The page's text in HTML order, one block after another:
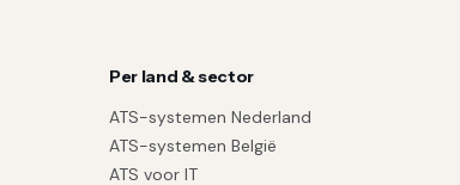
Per land & sector
ATS-systemen Nederland
ATS-systemen België
ATS voor IT